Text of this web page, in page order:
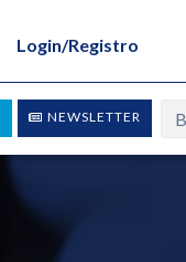
Login/Registro
NEWSLETTER